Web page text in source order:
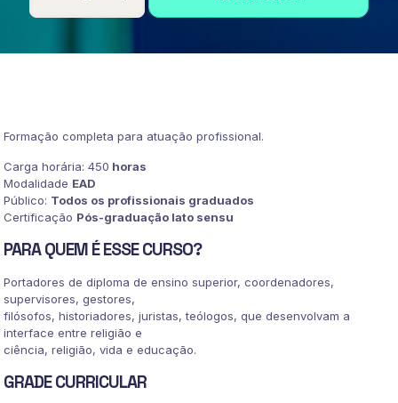
EM
Formação completa para atuação profissional.
Carga horária: 450 horas
Modalidade EAD
Público: Todos os profissionais graduados
Certificação Pós-graduação lato sensu
PARA QUEM É ESSE CURSO?
Portadores de diploma de ensino superior, coordenadores,
supervisores, gestores,
filósofos, historiadores, juristas, teólogos, que desenvolvam a
interface entre religião e
ciência, religião, vida e educação.
GRADE CURRICULAR